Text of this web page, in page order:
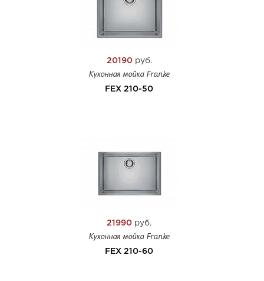
20190руб.
Кухонная мойка Franke
FEX 210-50
21990 руб.
Кухонная мойка Franke
FEX 210-60